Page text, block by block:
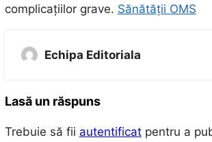
complicațiilor grave. Sănătății OMS
Echipa Editoriala
Lasă un răspuns
Trebuie să fii autentificatpentru a